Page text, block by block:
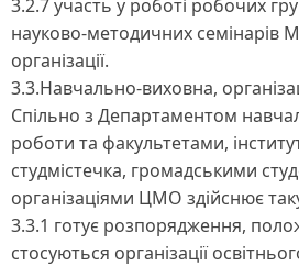
3.2.7 участь у роботі робочих
науково-методичних семінарів
організації.
3.3.Навчально-виховна,
Спільно з Департаментом
роботи та факультетами,
студмістечка, громадськими
організаціями ЦМО здійснює
3.3.1 готує розпорядження,
стосуються організації